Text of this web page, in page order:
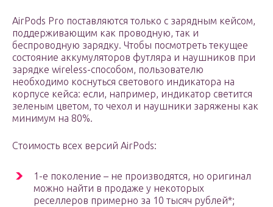
AirPods Pro поставляются только с зарядным кейсом,
поддерживающим как проводную, так и
беспроводную зарядку. Чтобы посмотреть текущее
состояние аккумуляторов футляра и наушников при
зарядке wireless-способом, пользователю
необходимо коснуться светового индикатора на
корпусе кейса: если, например, индикатор светится
зеленым цветом, то чехол и наушники заряжены как
минимум на 80%.
Стоимость всех версий AirPods:
1-е поколение – не производятся, но оригинал
можно найти в продаже у некоторых
реселлеров примерно за 10 тысяч рублей*;